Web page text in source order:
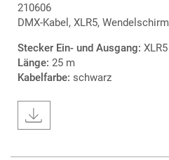
210606
DMX-Kabel, XLR5, Wendelschirm
Stecker Ein- und Ausgang: XLR5
Länge: 25 m
Kabelfarbe: schwarz